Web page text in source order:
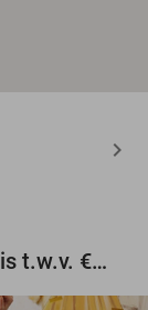
Maak gratis kans op een droomreis t.w.v. €3.000!